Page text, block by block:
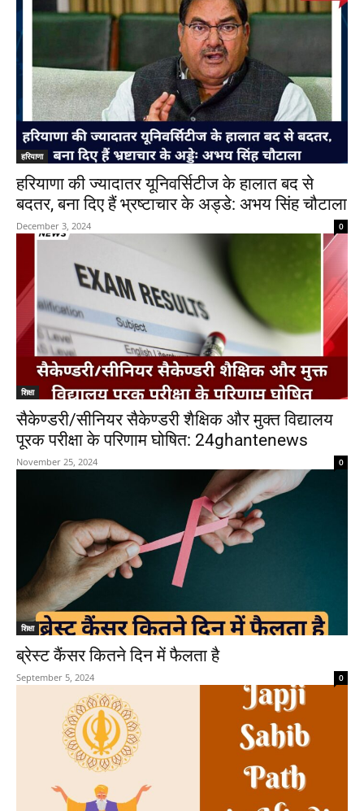
हरियाणा
हरियाणा की ज्यादातर यूनिवर्सिटीज के हालात बद से
बदतर, बना दिए हैं भ्रष्टाचार के अड्डे: अभय सिंह चौटाला
December 3, 2024 0
शिक्षा
सैकेण्डरी/सीनियर सैकेण्डरी शैक्षिक और मुक्त विद्यालय
पूरक परीक्षा के परिणाम घोषित: 24ghantenews
November 25, 2024 0
शिक्षा
ब्रेस्ट कैंसर कितने दिन में फैलता है
September 5, 2024 0